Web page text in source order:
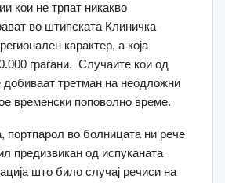
кои не трпат никакво
во штипската Клиничка
карактер, а која
граѓани. Случаите кои од
добиваат третман на неодложни
временски поповолно време.
во болницата ни рече
предизвикан од испуканата
што било случај речиси на